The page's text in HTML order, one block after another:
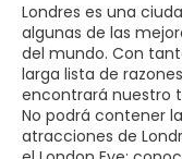
Londres es una
algunas de las
del mundo. Con
larga lista de
encontrará nuestro
No podrá contener
atracciones de